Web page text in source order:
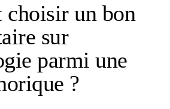
choisir un bon
sur
parmi une
?